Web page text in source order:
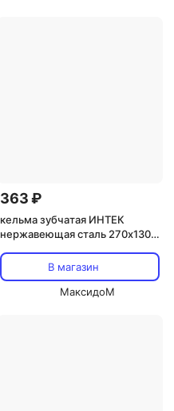
363 ₽
кельма зубчатая ИНТЕК
нержавеющая сталь 270х130
В магазин
МаксидоМ